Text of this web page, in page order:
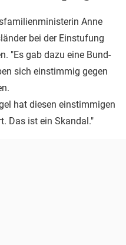
Anne
bei der Einstufung
"Es gab dazu eine Bund-
sich einstimmig gegen
hat diesen einstimmigen
Das ist ein Skandal."